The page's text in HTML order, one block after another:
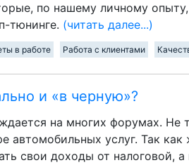
по нашему личному
тюнинге. (читать далее...)
в работе Работа с клиентами
и «в черную»?
на многих форумах. Не
автомобильных услуг. Так
свои доходы от налоговой,